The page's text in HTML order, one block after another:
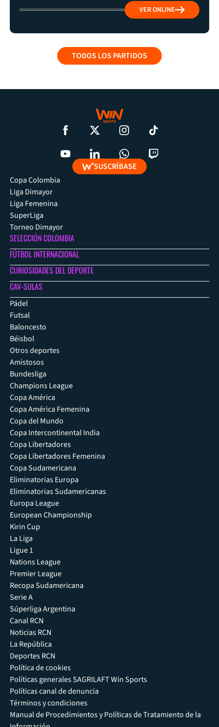
VER ONLINE
TODOS LOS PARTIDOS
SUSCRÍBASE
Copa Colombia
Liga Dimayor
Liga Femenina
SuperLiga
Torneo Dimayor
SELECCIÓN COLOMBIA
FÚTBOL INTERNACIONAL
CURIOSIDADES DEL DEPORTE
CAV-SULAS
Pádel
Futsal
Baloncesto
Béisbol
Otros deportes
Amistosos
Bundesliga
Champions League
Copa América
Copa América Femenina
Copa del Mundo
Copa Intercontinental India
Copa Libertadores
Copa Libertadores Femenina
Copa Sudamericana
Eliminatorias Europa
Eliminatorias Sudamericanas
Europa League
European Championship
Kirin Cup
La Liga
Ligue 1
Nations League
Premier League
Recopa Sudamericana
Serie A
Súperliga Argentina
Canal RCN
Noticias RCN
La República
Deportes RCN
Política de cookies
Políticas generales SAGRILAFT Win Sports
Políticas canal de denuncia
Términos y condiciones
Manual de Procedimientos y Políticas de Tratamiento de la